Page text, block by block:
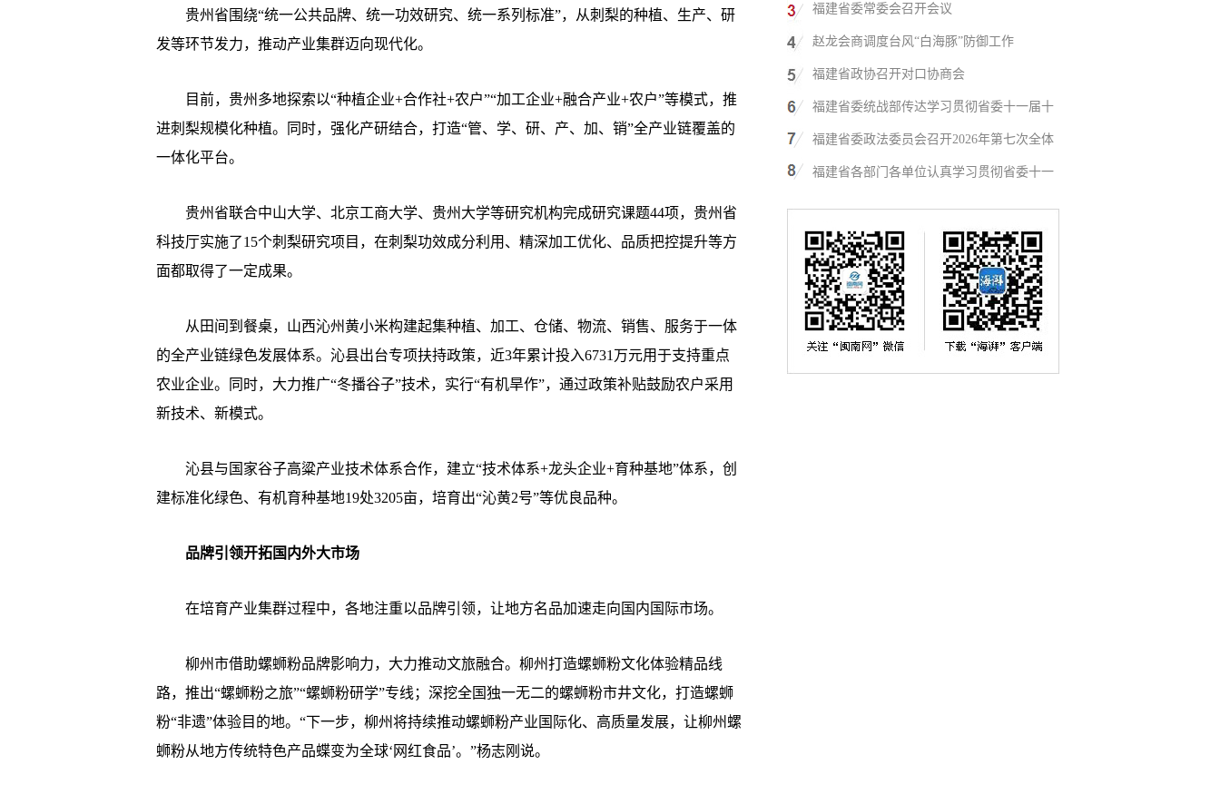
贵州省围绕“统一公共品牌、统一功效研究、统一系列标准”，从刺梨的种植、生产、研
发等环节发力，推动产业集群迈向现代化。
目前，贵州多地探索以“种植企业+合作社+农户”“加工企业+融合产业+农户”等模式，推
进刺梨规模化种植。同时，强化产研结合，打造“管、学、研、产、加、销”全产业链覆盖的
一体化平台。
贵州省联合中山大学、北京工商大学、贵州大学等研究机构完成研究课题44项，贵州省
科技厅实施了15个刺梨研究项目，在刺梨功效成分利用、精深加工优化、品质把控提升等方
面都取得了一定成果。
从田间到餐桌，山西沁州黄小米构建起集种植、加工、仓储、物流、销售、服务于一体
的全产业链绿色发展体系。沁县出台专项扶持政策，近3年累计投入6731万元用于支持重点
农业企业。同时，大力推广“冬播谷子”技术，实行“有机旱作”，通过政策补贴鼓励农户采用
新技术、新模式。
沁县与国家谷子高粱产业技术体系合作，建立“技术体系+龙头企业+育种基地”体系，创
建标准化绿色、有机育种基地19处3205亩，培育出“沁黄2号”等优良品种。
品牌引领开拓国内外大市场
在培育产业集群过程中，各地注重以品牌引领，让地方名品加速走向国内国际市场。
柳州市借助螺蛳粉品牌影响力，大力推动文旅融合。柳州打造螺蛳粉文化体验精品线
路，推出“螺蛳粉之旅”“螺蛳粉研学”专线；深挖全国独一无二的螺蛳粉市井文化，打造螺蛳
粉“非遗”体验目的地。“下一步，柳州将持续推动螺蛳粉产业国际化、高质量发展，让柳州螺
蛳粉从地方传统特色产品蝶变为全球‘网红食品’。”杨志刚说。
福建省委常委会召开会议
赵龙会商调度台风“白海豚”防御工作
福建省政协召开对口协商会
福建省委统战部传达学习贯彻省委十一届十
福建省委政法委员会召开2026年第七次全体
福建省各部门各单位认真学习贯彻省委十一